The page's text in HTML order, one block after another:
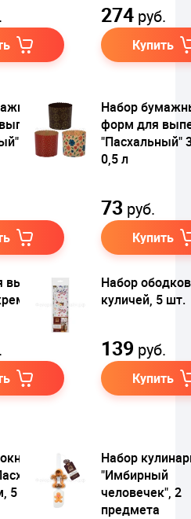
274 руб.
Купить
3 шт.,
Набор
форм для
"Пасхальный"
0,5 л
73 руб.
Купить
выпечки
Набор
куличей, 5 шт.
139 руб.
Купить
5 шт.
Набор
"Имбирный
человечек", 2
предмета